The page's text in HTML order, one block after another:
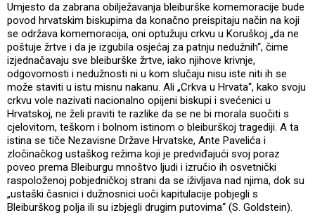
Umjesto da zabrana obilježavanja bleiburške komemoracije bude
povod hrvatskim biskupima da konačno preispitaju način na koji
se održava komemoracija, oni optužuju crkvu u Koruškoj „da ne
poštuje žrtve i da je izgubila osjećaj za patnju nedužnih“, čime
izjednačavaju sve bleiburške žrtve, iako njihove krivnje,
odgovornosti i nedužnosti ni u kom slučaju nisu iste niti ih se
može staviti u istu misnu nakanu. Ali „Crkva u Hrvata“, kako svoju
crkvu vole nazivati nacionalno opijeni biskupi i svećenici u
Hrvatskoj, ne želi praviti te razlike da se ne bi morala suočiti s
cjelovitom, teškom i bolnom istinom o bleiburškoj tragediji. A ta
istina se tiče Nezavisne Države Hrvatske, Ante Pavelića i
zločinačkog ustaškog režima koji je predviđajući svoj poraz
poveo prema Bleiburgu mnoštvo ljudi i izručio ih osvetnički
raspoloženoj pobjedničkoj strani da se iživljava nad njima, dok su
„ustaški časnici i dužnosnici uoči kapitulacije pobjegli s
Bleiburškog polja ili su izbjegli drugim putovima“ (S. Goldstein).